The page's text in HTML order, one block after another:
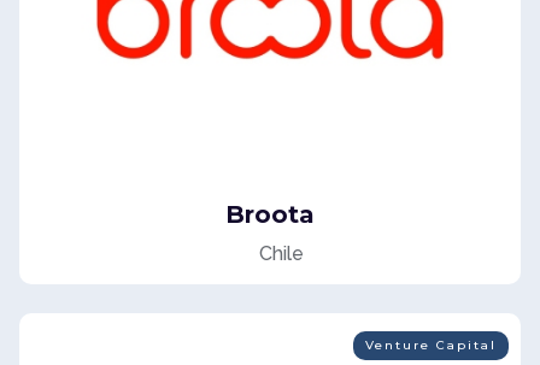
Broota
Chile
Venture Capital